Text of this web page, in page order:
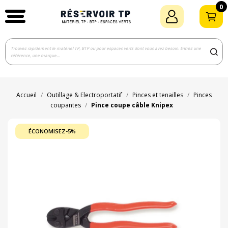
0
Accueil Outillage & Electroportatif Pinces et tenailles
Pinces
coupantes
Pince coupe câble Knipex
ÉCONOMISEZ-5%